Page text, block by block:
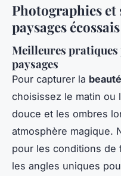
Photographies et
paysages écossais
Meilleures
paysages
Pour capturer la
choisissez le matin ou
douce et les ombres
atmosphère magique.
pour les conditions de
les angles uniques